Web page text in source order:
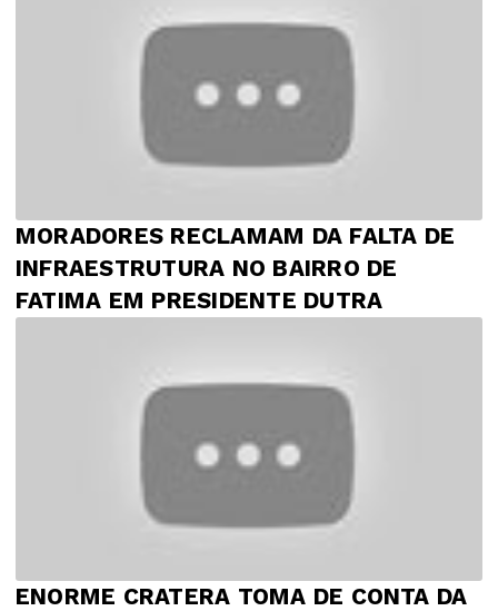
MORADORES RECLAMAM DA FALTA DE
INFRAESTRUTURA NO BAIRRO DE
FATIMA EM PRESIDENTE DUTRA
ENORME CRATERA TOMA DE CONTA DA